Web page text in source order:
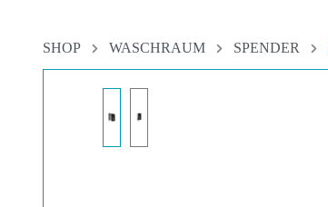
SHOP WASCHRAUM SPENDER